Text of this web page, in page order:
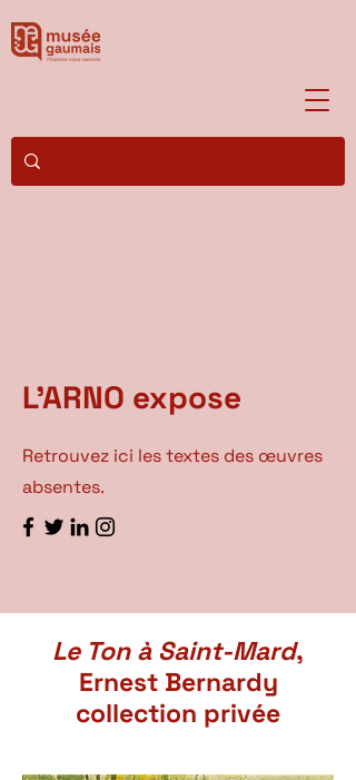
L'ARNO expose
Retrouvez ici les textes des œuvres
absentes.
Le Ton à Saint-Mard,
Ernest Bernardy
collection privée